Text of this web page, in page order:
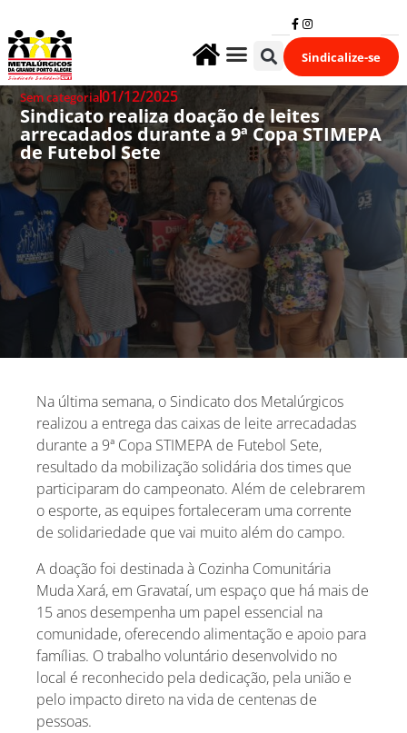
Sindicalize-se
Sem categoria01/12/2025
Sindicato realiza doação de leites
arrecadados durante a 9ª Copa STIMEPA
de Futebol Sete
Na última semana, o Sindicato dos Metalúrgicos
realizou a entrega das caixas de leite arrecadadas
durante a 9ª Copa STIMEPA de Futebol Sete,
resultado da mobilização solidária dos times que
participaram do campeonato. Além de celebrarem
o esporte, as equipes fortaleceram uma corrente
de solidariedade que vai muito além do campo.
A doação foi destinada à Cozinha Comunitária
Muda Xará, em Gravataí, um espaço que há mais de
15 anos desempenha um papel essencial na
comunidade, oferecendo alimentação e apoio para
famílias. O trabalho voluntário desenvolvido no
local é reconhecido pela dedicação, pela união e
pelo impacto direto na vida de centenas de
pessoas.